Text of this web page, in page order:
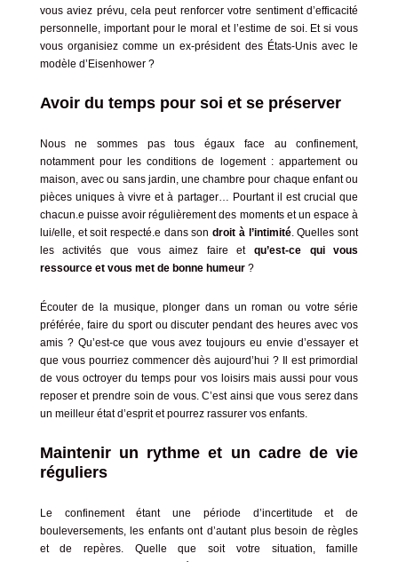
vous aviez prévu, cela peut renforcer votre sentiment d’efficacité
personnelle, important pour le moral et l’estime de soi. Et si vous
vous organisiez comme un ex-président des États-Unisavec le
modèle d’Eisenhower ?
Avoir du temps pour soi et se préserver
Nous ne sommes pas tous égaux face au confinement,
notamment pour les conditions de logement : appartement ou
maison, avec ou sans jardin, une chambre pour chaque enfant ou
pièces uniques à vivre et à partager… Pourtant il est crucial que
chacun.e puisse avoir régulièrement des moments et un espace à
lui/elle, et soit respecté.e dans sondroit à l’intimité. Quelles sont
les activités que vous aimez faire et qu’est-ce qui vous
ressource et vous met de bonne humeur?
Écouter de la musique, plonger dans un roman ou votre série
préférée, faire du sport ou discuter pendant des heures avec vos
amis ? Qu’est-ce que vous avez toujours eu envie d’essayer et
que vous pourriez commencer dès aujourd’hui ? Il est primordial
de vous octroyer du temps pour vos loisirs mais aussi pour vous
reposer et prendre soin de vous. C’est ainsi que vous serez dans
un meilleur état d’esprit et pourrez rassurer vos enfants.
Maintenir un rythme et un cadre de vie
réguliers
Le confinement étant une période d’incertitude et de
bouleversements, les enfants ont d’autant plus besoin de règles
et de repères. Quelle que soit votre situation, famille